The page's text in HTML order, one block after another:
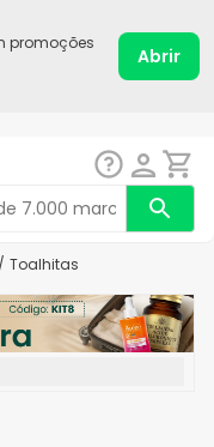
promoções
Abrir
/ Toalhitas